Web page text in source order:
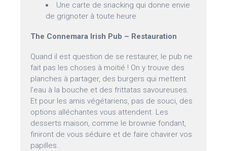
Une carte de snacking qui donne envie
de grignoter à toute heure
The Connemara Irish Pub – Restauration
Quand il est question de se restaurer, le pub ne
fait pas les choses à moitié ! On y trouve des
planches à partager, des burgers qui mettent
l’eau à la bouche et des frittatas savoureuses.
Et pour les amis végétariens, pas de souci, des
options alléchantes vous attendent. Les
desserts maison, comme le brownie fondant,
finiront de vous séduire et de faire chavirer vos
papilles.